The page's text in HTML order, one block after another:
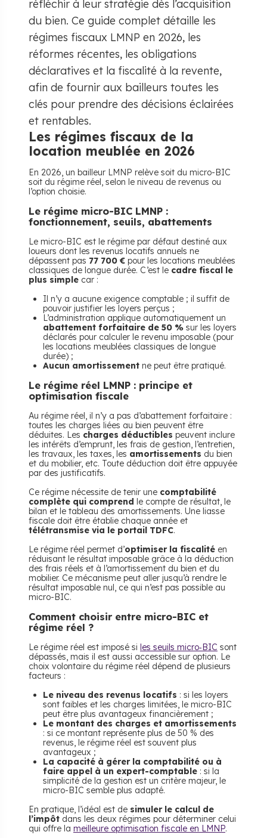
réfléchir à leur stratégie dès l’acquisition
du bien. Ce guide complet détaille les
régimes fiscaux LMNP en 2026, les
réformes récentes, les obligations
déclaratives et la fiscalité à la revente,
afin de fournir aux bailleurs toutes les
clés pour prendre des décisions éclairées
et rentables.
​Les régimes fiscaux de la
location meublée en 2026
En 2026, un bailleur LMNP relève soit du micro-BIC
soit du régime réel, selon le niveau de revenus ou
l’option choisie.
​Le régime micro-BIC LMNP :
fonctionnement, seuils, abattements
Le micro-BIC est le régime par défaut destiné aux
loueurs dont les revenus locatifs annuels ne
dépassent pas 77 700 € pour les locations meublées
classiques de longue durée. C’est le cadre fiscal le
plus simple car :
Il n’y a aucune exigence comptable ; il suffit de
pouvoir justifier les loyers perçus ;
L’administration applique automatiquement un
abattement forfaitaire de 50 % sur les loyers
déclarés pour calculer le revenu imposable (pour
les locations meublées classiques de longue
durée) ;
Aucun amortissement ne peut être pratiqué.
​Le régime réel LMNP : principe et
optimisation fiscale
Au régime réel, il n’y a pas d’abattement forfaitaire :
toutes les charges liées au bien peuvent être
déduites. Les charges déductibles peuvent inclure
les intérêts d’emprunt, les frais de gestion, l’entretien,
les travaux, les taxes, les amortissements du bien
et du mobilier, etc. Toute déduction doit être appuyée
par des justificatifs.
Ce régime nécessite de tenir une comptabilité
complète qui comprend le compte de résultat, le
bilan et le tableau des amortissements. Une liasse
fiscale doit être établie chaque année et
télétransmise via le portail TDFC.
Le régime réel permet d’optimiser la fiscalité en
réduisant le résultat imposable grâce à la déduction
des frais réels et à l’amortissement du bien et du
mobilier. Ce mécanisme peut aller jusqu’à rendre le
résultat imposable nul, ce qui n’est pas possible au
micro-BIC.
​Comment choisir entre micro-BIC et
régime réel ?
Le régime réel est imposé si les seuils micro‑BIC sont
dépassés, mais il est aussi accessible sur option. Le
choix volontaire du régime réel dépend de plusieurs
facteurs :
Le niveau des revenus locatifs : si les loyers
sont faibles et les charges limitées, le micro-BIC
peut être plus avantageux financièrement ;
Le montant des charges et amortissements
: si ce montant représente plus de 50 % des
revenus, le régime réel est souvent plus
avantageux ;
La capacité à gérer la comptabilité ou à
faire appel à un expert-comptable : si la
simplicité de la gestion est un critère majeur, le
micro-BIC semble plus adapté.
En pratique, l’idéal est de simuler le calcul de
l’impôt dans les deux régimes pour déterminer celui
qui offre la meilleure optimisation fiscale en LMNP.